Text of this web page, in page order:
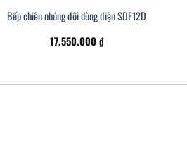
Bếp chiên nhúng đôi dùng điện SDF12D
17.550.000₫